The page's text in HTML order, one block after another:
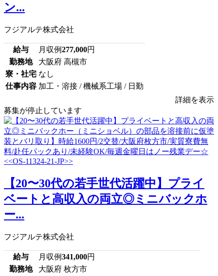
ン...
フジアルテ株式会社
給与 月収例277,000円
勤務地
大阪府 高槻市
寮・社宅 なし
仕事内容 加工・溶接 / 機械系工場 / 日勤
詳細を表示
募集が停止しています
【20〜30代の若手世代活躍中】プライ
ベートと高収入の両立◎ミニバックホ
ー...
フジアルテ株式会社
給与 月収例341,000円
勤務地
大阪府 枚方市